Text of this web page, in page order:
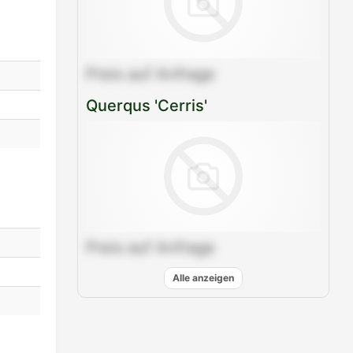
Preis auf Anfrage
Querqus 'Cerris'
Preis auf Anfrage
Alle anzeigen